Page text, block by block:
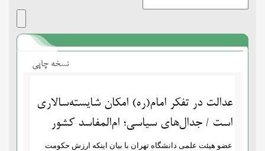
نسخه چاپی
عدالت در تفکر امام(ره) امکان شایسته‌سالاری
است / جدال‌های سیاسی؛ ام‌المفاسد کشور
عضو هیئت علمی دانشگاه تهران با بیان اینکه ارزش حکومت